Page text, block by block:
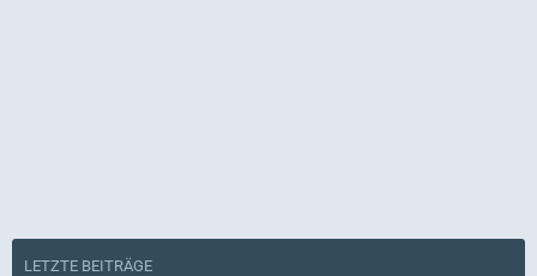
LETZTE BEITRÄGE